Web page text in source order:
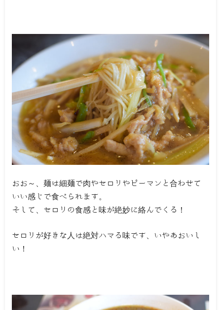
おお～、麺は細麺で肉やセロリやピーマンと合わせて
いい感じで食べられます。
そして、セロリの食感と味が絶妙に絡んでくる！
セロリが好きな人は絶対ハマる味です、いやあおいし
い！